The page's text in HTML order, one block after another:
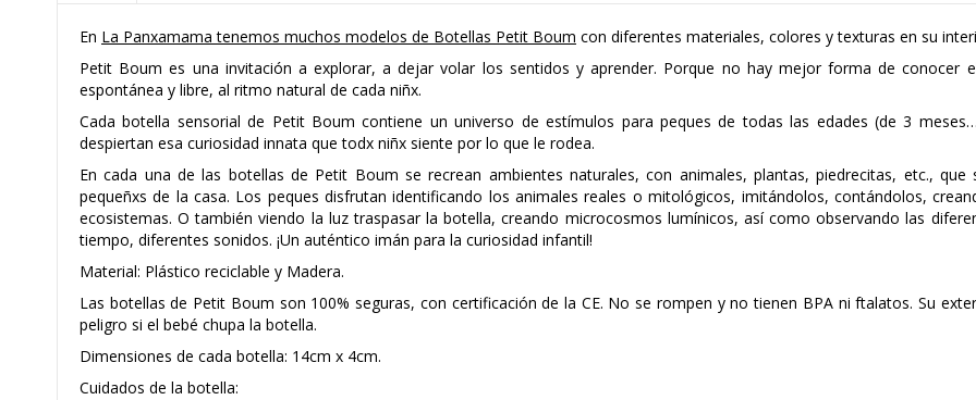
En La Panxamama tenemos muchos modelos de Botellas Petit Boum con diferentes materiales, colores y texturas en su
Petit Boum es una invitación a explorar, a dejar volar los sentidos y aprender. Porque no hay mejor forma de conocer
espontánea y libre, al ritmo natural de cada niñx.
Cada botella sensorial de Petit Boum contiene un universo de estímulos para peques de todas las edades (de 3
despiertan esa curiosidad innata que todx niñx siente por lo que le rodea.
En cada una de las botellas de Petit Boum se recrean ambientes naturales, con animales, plantas, piedrecitas, etc.,
pequeñxs de la casa. Los peques disfrutan identificando los animales reales o mitológicos, imitándolos, contándolos,
ecosistemas. O también viendo la luz traspasar la botella, creando microcosmos lumínicos, así como observando las
tiempo, diferentes sonidos. ¡Un auténtico imán para la curiosidad infantil!
Material: Plástico reciclable y Madera.
Las botellas de Petit Boum son 100% seguras, con certificación de la CE. No se rompen y no tienen BPA ni ftalatos. Su
peligro si el bebé chupa la botella.
Dimensiones de cada botella: 14cm x 4cm.
Cuidados de la botella: